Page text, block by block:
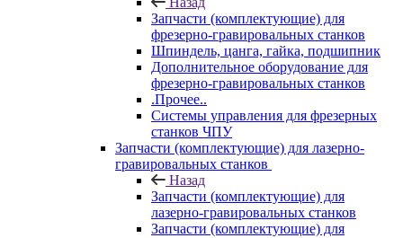
Запчасти (комплектующие) для
фрезерно-гравировальных станков
Шпиндель, цанга, гайка, подшипник
Дополнительное оборудование для
фрезерно-гравировальных станков
.Прочее..
Системы управления для фрезерных
станков ЧПУ
Запчасти (комплектующие) для лазерно-
гравировальных станков
Назад
Запчасти (комплектующие) для
лазерно-гравировальных станков
Запчасти (комплектующие) для